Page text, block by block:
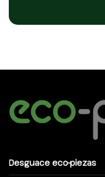
Desguace eco-piezas